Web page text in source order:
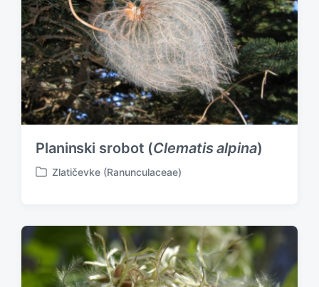
Planinski srobot (Clematis alpina)
P
t
e
d
Zlatičevke (Ranunculaceae)